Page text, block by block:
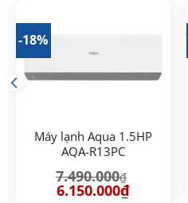
-18%
Máy lạnh Aqua 1.5HP
AQA-R13PC
7.490.000₫
Giá
gốc
6.150.000₫Giá